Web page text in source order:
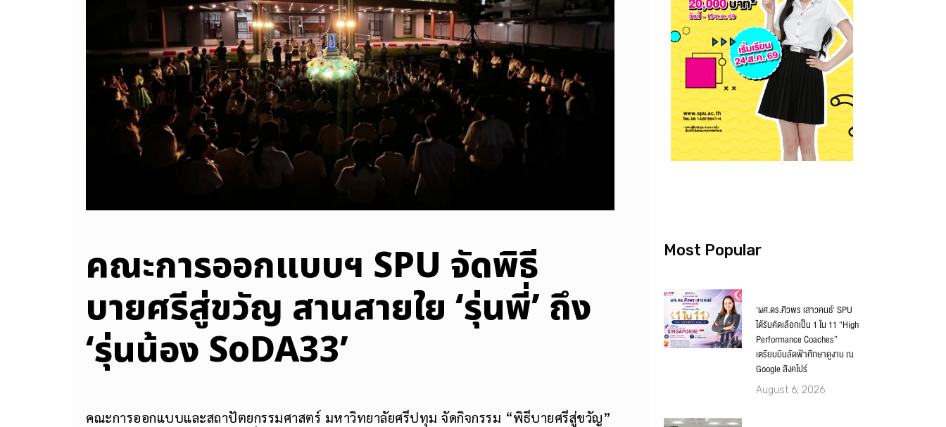
คณะการออกแบบฯ SPU จัดพิธี
บายศรีสู่ขวัญ สานสายใย ‘รุ่นพี่’ ถึง
‘รุ่นน้อง SoDA33’
คณะการออกแบบและสถาปัตยกรรมศาสตร์ มหาวิทยาลัยศรีปทุม จัดกิจกรรม “พิธีบายศรีสู่ขวัญ”
Most Popular
‘ผศ.ดร.ศิวพร เสาวคนธ์’ SPU
ได้รับคัดเลือกเป็น 1 ใน 11 “High
Performance Coaches”
เตรียมบินลัดฟ้าศึกษาดูงาน ณ
Google สิงคโปร์
August 6, 2026